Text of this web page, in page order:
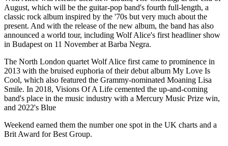
August, which will be the guitar-pop band's fourth full-length, a
classic rock album inspired by the '70s but very much about the
present. And with the release of the new album, the band has also
announced a world tour, including Wolf Alice's first headliner show
in Budapest on 11 November at Barba Negra.
The North London quartet Wolf Alice first came to prominence in
2013 with the bruised euphoria of their debut album My Love Is
Cool, which also featured the Grammy-nominated Moaning Lisa
Smile. In 2018, Visions Of A Life cemented the up-and-coming
band's place in the music industry with a Mercury Music Prize win,
and 2022's Blue
Weekend earned them the number one spot in the UK charts and a
Brit Award for Best Group.